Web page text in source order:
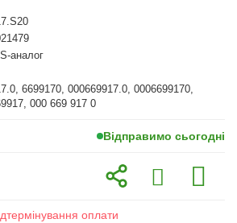
аналог
6699170, 000669917.0, 0006699170,
000 669 917 0
Відправимо сьогодні
оплати